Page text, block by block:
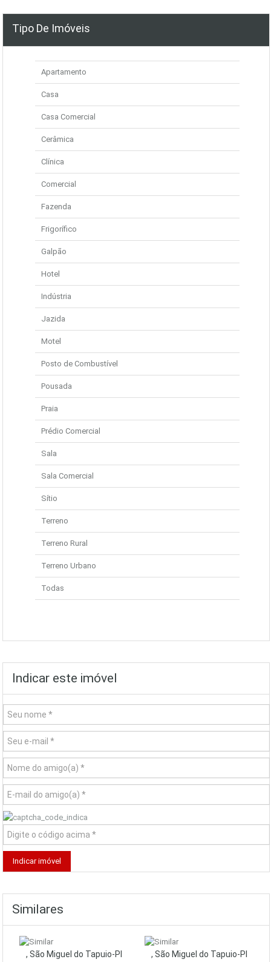
Tipo De Imóveis
Apartamento
Casa
Casa Comercial
Cerâmica
Clínica
Comercial
Fazenda
Frigorífico
Galpão
Hotel
Indústria
Jazida
Motel
Posto de Combustível
Pousada
Praia
Prédio Comercial
Sala
Sala Comercial
Sítio
Terreno
Terreno Rural
Terreno Urbano
Todas
Indicar este imóvel
Similares
, São Miguel do Tapuio-PI , São Miguel do Tapuio-PI